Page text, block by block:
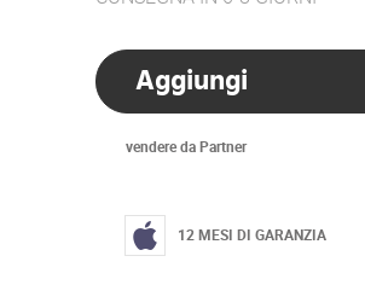
Aggiungi
vendere da Partner
12 MESI DI GARANZIA